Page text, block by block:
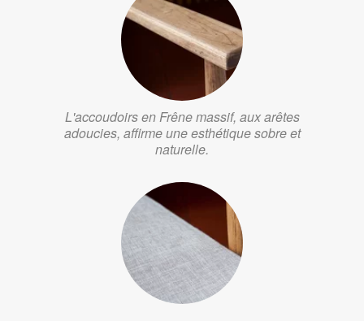
L'accoudoirs en Frêne massif, aux arêtes
adoucies, affirme une esthétique sobre et
naturelle.